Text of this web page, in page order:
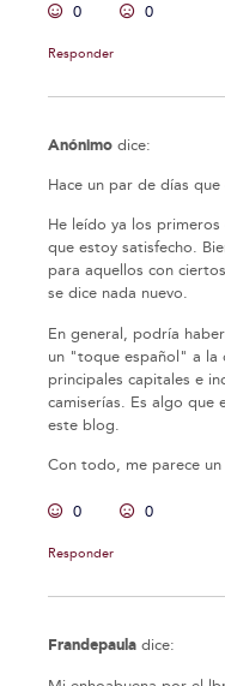
0 0
Responder
Anónimo dice:
Hace un par de días
He leído ya los
que estoy satisfecho.
para aquellos con
se dice nada nuevo.
En general, podría
un "toque español" a la
principales capitales e
camiserías. Es algo que
este blog.
Con todo, me parece
0 0
Responder
Frandepaula dice: